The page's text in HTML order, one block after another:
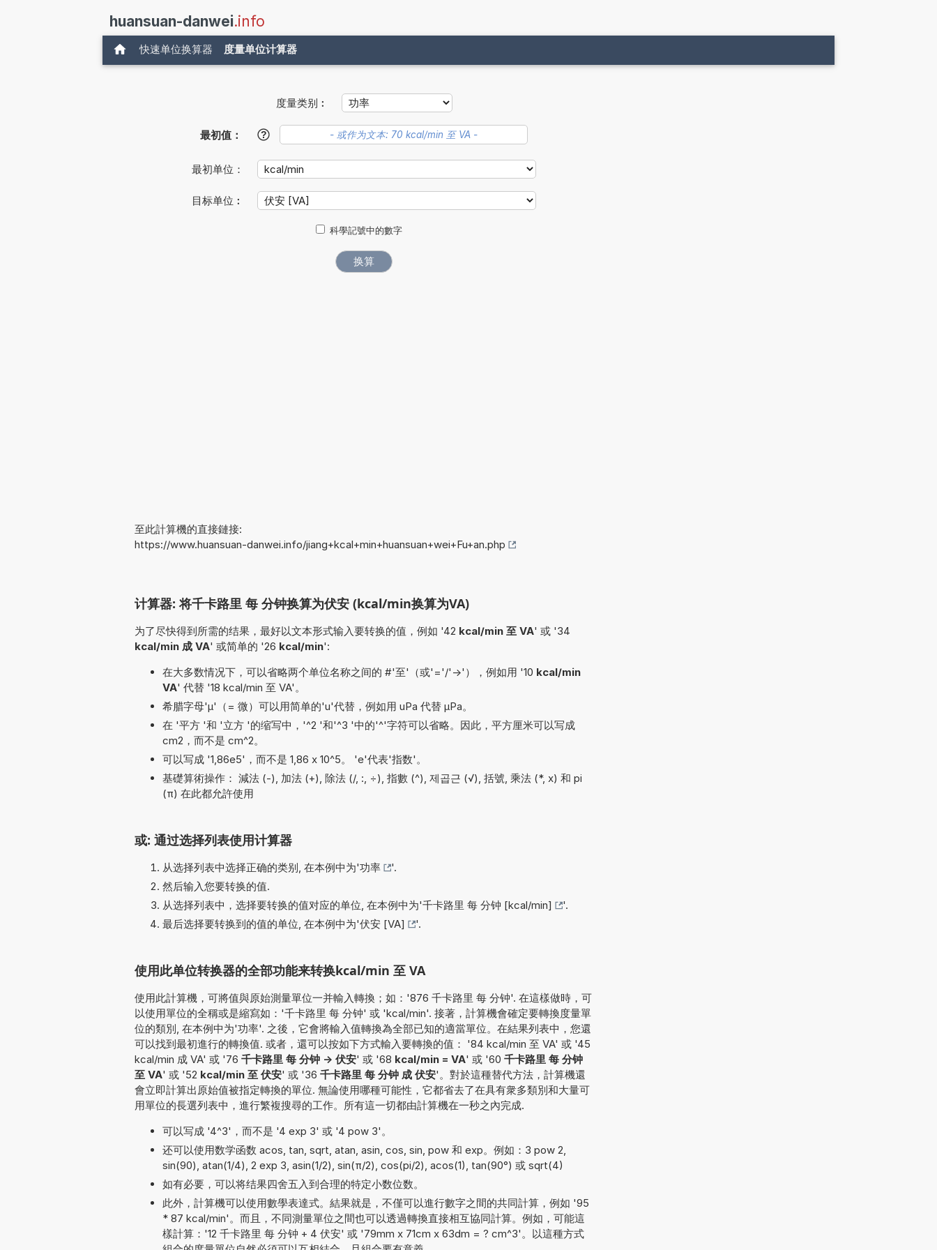
huansuan-danwei.info
快速单位换算器 度量单位计算器
度量类别︰
最初值： ?
最初单位：
目标单位︰
科學記號中的數字
至此計算機的直接鏈接:
https://www.huansuan-danwei.info/jiang+kcal+min+huansuan+wei+Fu+an.php
计算器: 将千卡路里 每 分钟换算为伏安 (kcal/min换算为VA)
为了尽快得到所需的结果，最好以文本形式输入要转换的值，例如 '42 kcal/min 至 VA' 或 '34
kcal/min 成 VA' 或简单的 '26 kcal/min':
在大多数情况下，可以省略两个单位名称之间的 #'至'（或'='/'->'），例如用 '10 kcal/min
VA' 代替 '18 kcal/min 至 VA'。
希腊字母'µ'（= 微）可以用简单的'u'代替，例如用 uPa 代替 µPa。
在 '平方 '和 '立方 '的缩写中，'^2 '和'^3 '中的'^'字符可以省略。因此，平方厘米可以写成
cm2，而不是 cm^2。
可以写成 '1,86e5'，而不是 1,86 x 10^5。 'e'代表'指数'。
基礎算術操作： 減法 (-), 加法 (+), 除法 (/, :, ÷), 指數 (^), 제곱근 (√), 括號, 乘法 (*, x) 和 pi
(π) 在此都允許使用
或: 通过选择列表使用计算器
从选择列表中选择正确的类别, 在本例中为'功率
'.
然后输入您要转换的值.
从选择列表中，选择要转换的值对应的单位, 在本例中为'千卡路里 每 分钟 [kcal/min]
'.
最后选择要转换到的值的单位, 在本例中为'伏安 [VA] '.
使用此单位转换器的全部功能来转换kcal/min 至 VA
使用此計算機，可將值與原始測量單位一并輸入轉換；如：'876 千卡路里 每 分钟'. 在這樣做時，可
以使用單位的全稱或是縮寫如：'千卡路里 每 分钟' 或 'kcal/min'. 接著，計算機會確定要轉換度量單
位的類別, 在本例中为'功率'. 之後，它會將輸入值轉換為全部已知的適當單位。在結果列表中，您還
可以找到最初進行的轉換值. 或者，還可以按如下方式輸入要轉換的值： '84 kcal/min 至 VA' 或 '45
kcal/min 成 VA' 或 '76 千卡路里 每 分钟 -> 伏安' 或 '68 kcal/min = VA' 或 '60 千卡路里 每 分钟
至 VA' 或 '52 kcal/min 至 伏安' 或 '36 千卡路里 每 分钟 成 伏安'。對於這種替代方法，計算機還
會立即計算出原始值被指定轉換的單位. 無論使用哪種可能性，它都省去了在具有衆多類別和大量可
用單位的長選列表中，進行繁複搜尋的工作。所有這一切都由計算機在一秒之內完成.
可以写成 '4^3'，而不是 '4 exp 3' 或 '4 pow 3'。
还可以使用数学函数 acos, tan, sqrt, atan, asin, cos, sin, pow 和 exp。例如：3 pow 2,
sin(90), atan(1/4), 2 exp 3, asin(1/2), sin(π/2), cos(pi/2), acos(1), tan(90°) 或 sqrt(4)
如有必要，可以将结果四舍五入到合理的特定小数位数。
此外，計算機可以使用數學表達式。結果就是，不僅可以進行數字之間的共同計算，例如 '95
* 87 kcal/min'。而且，不同測量單位之間也可以透過轉換直接相互協同計算。例如，可能這
樣計算：'12 千卡路里 每 分钟 + 4 伏安' 或 '79mm x 71cm x 63dm = ? cm^3'。以這種方式